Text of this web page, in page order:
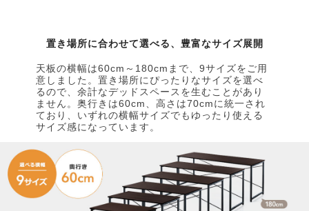
置き場所に合わせて選べる、豊富なサイズ展開
天板の横幅は60cm～180cmまで、9サイズをご用
意しました。置き場所にぴったりなサイズを選べ
るので、余計なデッドスペースを生むことがあり
ません。奥行きは60cm、高さは70cmに統一され
ており、いずれの横幅サイズでもゆったり使える
サイズ感になっています。